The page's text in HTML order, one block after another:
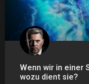
Wenn wir in einer
wozu dient sie?